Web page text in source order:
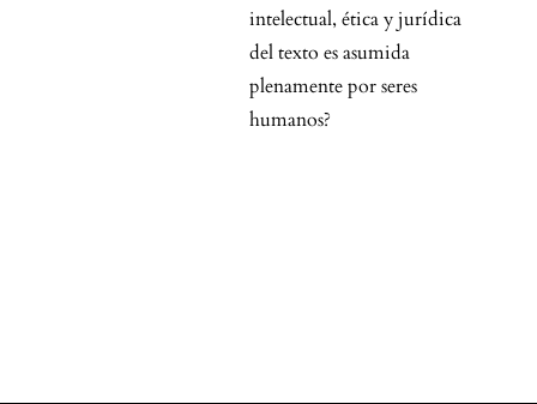
intelectual, ética y jurídica
del texto es asumida
plenamente por seres
humanos?